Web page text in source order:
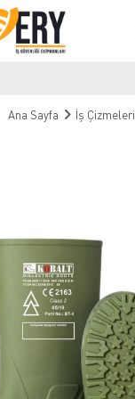
Ana Sayfa İş Çizmeleri